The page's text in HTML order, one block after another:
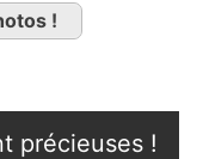
!
précieuses !